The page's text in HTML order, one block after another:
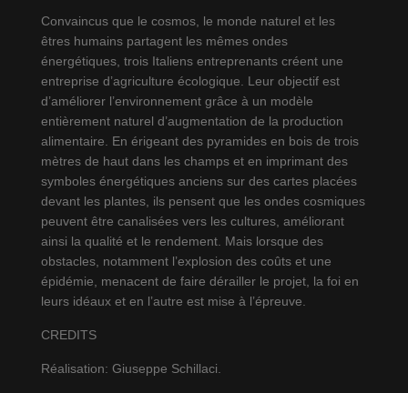
Convaincus que le cosmos, le monde naturel et les
êtres humains partagent les mêmes ondes
énergétiques, trois Italiens entreprenants créent une
entreprise d’agriculture écologique. Leur objectif est
d’améliorer l’environnement grâce à un modèle
entièrement naturel d’augmentation de la production
alimentaire. En érigeant des pyramides en bois de trois
mètres de haut dans les champs et en imprimant des
symboles énergétiques anciens sur des cartes placées
devant les plantes, ils pensent que les ondes cosmiques
peuvent être canalisées vers les cultures, améliorant
ainsi la qualité et le rendement. Mais lorsque des
obstacles, notamment l’explosion des coûts et une
épidémie, menacent de faire dérailler le projet, la foi en
leurs idéaux et en l’autre est mise à l’épreuve.
CREDITS
Réalisation: Giuseppe Schillaci.